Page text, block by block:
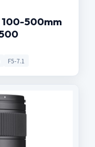
100-500mm
F5-7.1